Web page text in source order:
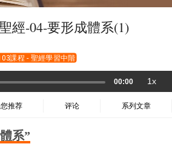
傳道書
23 以賽亞書
理書
28 何西阿書
35 哈巴谷書
36 西番雅書
多後書
經-04-要形成體系(1)
課程 - 聖經學習中階
00:00 1x
推荐 评论 系列文章
系”